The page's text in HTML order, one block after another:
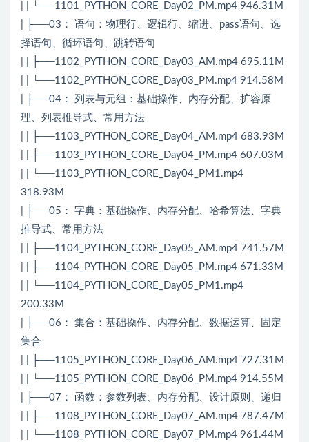
| | └──1101_PYTHON_CORE_Day02_PM.mp4 946.31M
| ├──03： 语句：物理行、逻辑行、缩进、pass语句、选
择语句、循环语句、跳转语句
| | ├──1102_PYTHON_CORE_Day03_AM.mp4 695.11M
| | └──1102_PYTHON_CORE_Day03_PM.mp4 914.58M
| ├──04： 列表与元组：基础操作、内存分配、扩容原
理、列表推导式、常用方法
| | ├──1103_PYTHON_CORE_Day04_AM.mp4 683.93M
| | ├──1103_PYTHON_CORE_Day04_PM.mp4 607.03M
| | └──1103_PYTHON_CORE_Day04_PM1.mp4
318.93M
| ├──05： 字典：基础操作、内存分配、哈希算法、字典
推导式、常用方法
| | ├──1104_PYTHON_CORE_Day05_AM.mp4 741.57M
| | ├──1104_PYTHON_CORE_Day05_PM.mp4 671.33M
| | └──1104_PYTHON_CORE_Day05_PM1.mp4
200.33M
| ├──06： 集合：基础操作、内存分配、数据运算、固定
集合
| | ├──1105_PYTHON_CORE_Day06_AM.mp4 727.31M
| | └──1105_PYTHON_CORE_Day06_PM.mp4 914.55M
| ├──07： 函数：参数列表、内存分配、设计原则、递归
| | ├──1108_PYTHON_CORE_Day07_AM.mp4 787.47M
| | └──1108_PYTHON_CORE_Day07_PM.mp4 961.44M